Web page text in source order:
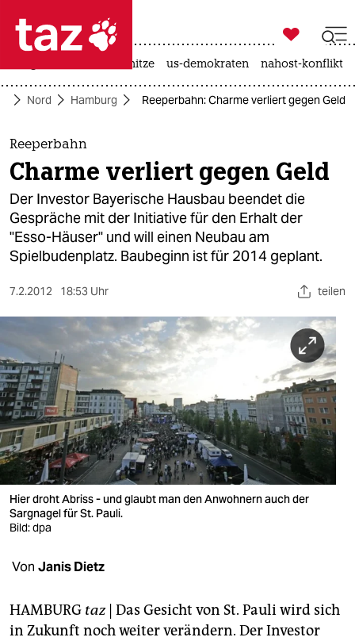
 taz zahl ich
taz zahl ich
themen
politik
öko
gesellschaft
kultur
sport
berlin
nord
wahrheit
verlag
verlag
veranstaltungen
unterstützen

taz zahl ich
hitze us-demokraten nahost-konflikt
Nord Hamburg Reeperbahn: Charme verliert gegen Geld
Reeperbahn
Charme verliert gegen Geld
Der Investor Bayerische Hausbau beendet die
Gespräche mit der Initiative für den Erhalt der
"Esso-Häuser" und will einen Neubau am
Spielbudenplatz. Baubeginn ist für 2014 geplant.
7.2.2012 18:53 Uhr teilen
Hier droht Abriss - und glaubt man den Anwohnern auch der
Sargnagel für St. Pauli.
Bild: dpa
Von Janis Dietz
HAMBURG taz| Das Gesicht von St. Pauli wird sich
in Zukunft noch weiter verändern. Der Investor